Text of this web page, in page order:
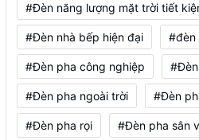
#Đèn năng lượng mặt trời tiết
#Đèn nhà bếp hiện đại #đèn
#Đèn pha công nghiệp
#Đèn pha ngoài trời #Đèn
#Đèn pha rọi #Đèn pha sân